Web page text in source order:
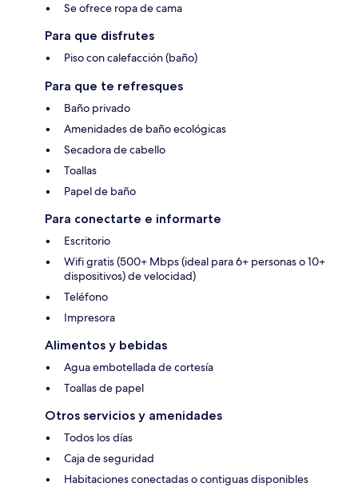
Se ofrece ropa de cama
Para que disfrutes
Piso con calefacción (baño)
Para que te refresques
Baño privado
Amenidades de baño ecológicas
Secadora de cabello
Toallas
Papel de baño
Para conectarte e informarte
Escritorio
Wifi gratis (500+ Mbps (ideal para 6+ personas o 10+
dispositivos) de velocidad)
Teléfono
Impresora
Alimentos y bebidas
Agua embotellada de cortesía
Toallas de papel
Otros servicios y amenidades
Todos los días
Caja de seguridad
Habitaciones conectadas o contiguas disponibles